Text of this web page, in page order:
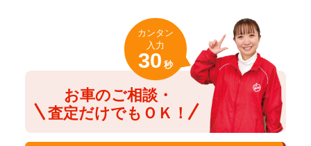
お車のご相談・
査定だけでもＯＫ！
カンタン
入力
30 秒